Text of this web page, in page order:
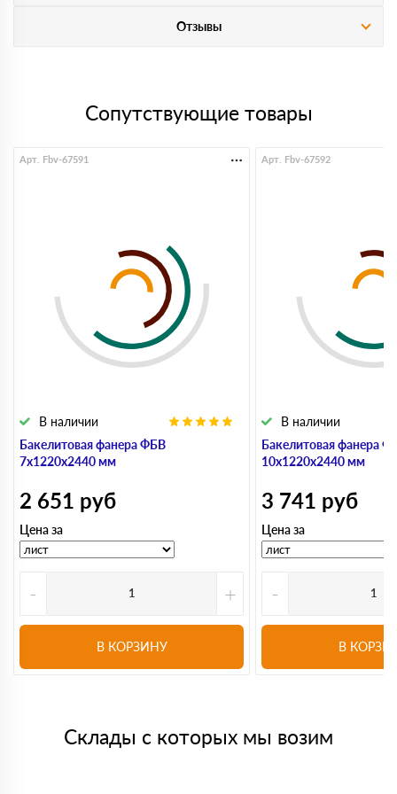
Отзывы
Сопутствующие товары
Бакелитовая фанера ФБВ
7х1220х2440 мм
В наличии
Арт. Fbv-67591
2 651 руб
Цена за
- +
В КОРЗИНУ
Бакелитовая фанера
10х1220х2440 мм
В наличии
Арт. Fbv-67592
3 741 руб
Цена за
-
В
Склады с которых мы возим